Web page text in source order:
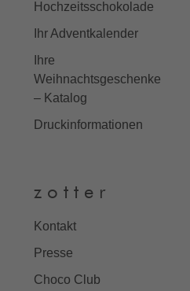
Hochzeitsschokolade
Ihr Adventkalender
Ihre
Weihnachtsgeschenke
– Katalog
Druckinformationen
z o t t e r
Kontakt
Presse
Choco Club